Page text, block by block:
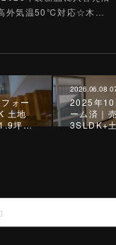
外気温50℃対応☆木…
ォー
土地
坪…
2026.06.08
2025年10
ーム済｜
3SLDK+